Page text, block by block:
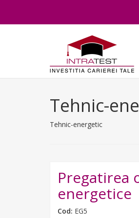
Tehnic-
Tehnic-energetic
Pregatirea
energetice
Cod: EG5